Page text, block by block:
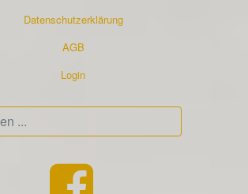
Datenschutzerklärung
AGB
Login